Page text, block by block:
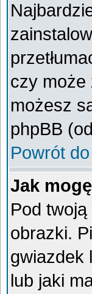
czy może
możesz
phpBB
Powrót
Jak
Pod
obrazki.
gwiazdek
lub jaki